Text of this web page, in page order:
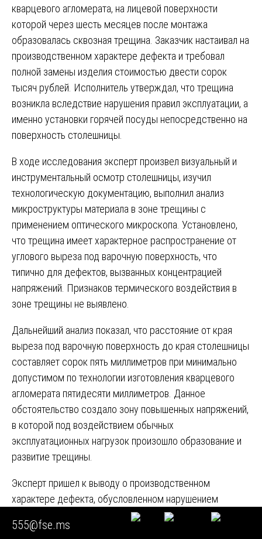
кварцевого агломерата, на лицевой поверхности
которой через шесть месяцев после монтажа
образовалась сквозная трещина. Заказчик настаивал на
производственном характере дефекта и требовал
полной замены изделия стоимостью двести сорок
тысяч рублей. Исполнитель утверждал, что трещина
возникла вследствие нарушения правил эксплуатации, а
именно установки горячей посуды непосредственно на
поверхность столешницы.
В ходе исследования эксперт произвел визуальный и
инструментальный осмотр столешницы, изучил
технологическую документацию, выполнил анализ
микроструктуры материала в зоне трещины с
применением оптического микроскопа. Установлено,
что трещина имеет характерное распространение от
углового выреза под варочную поверхность, что
типично для дефектов, вызванных концентрацией
напряжений. Признаков термического воздействия в
зоне трещины не выявлено.
Дальнейший анализ показал, что расстояние от края
выреза под варочную поверхность до края столешницы
составляет сорок пять миллиметров при минимально
допустимом по технологии изготовления кварцевого
агломерата пятидесяти миллиметров. Данное
обстоятельство создало зону повышенных напряжений,
в которой под воздействием обычных
эксплуатационных нагрузок произошло образование и
развитие трещины.
Эксперт пришел к выводу о производственном
характере дефекта, обусловленном нарушением
технологии при выполнении выреза под встраиваемое
оборудование. Суд удовлетворил исковые требования
555@fse.ms